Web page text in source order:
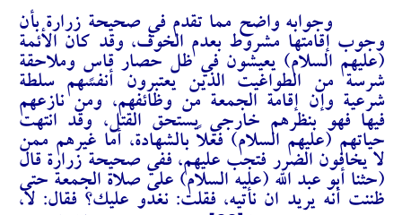
وجوابه واضح مما تقدم في صحيحة زرارة بأن
وجوب إقامتها مشروط بعدم الخوف، وقد كان الأئمة
(عليهم السلام) يعيشون في ظل حصار قاسٍ وملاحقة
شرسة من الطواغيت الذين يعتبرون أنفسهم سلطة
شرعية وإن إقامة الجمعة من وظائفهم، ومن نازعهم
فيها فهو بنظرهم خارجي يستحق القتل، وقد انتهت
حياتهم (عليهم السلام) فعلاً بالشهادة، أما غيرهم ممن
لا يخافون الضرر فتجب عليهم، ففي صحيحة زرارة قال
(حثنا أبو عبد الله (عليه السلام) على صلاة الجمعة حتى
ظننت أنه يريد ان نأتيه، فقلت: نغدو عليك؟ فقال: لا،